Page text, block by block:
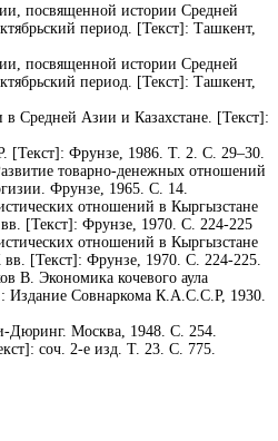
посвященной истории Средней
период. [Текст]: Ташкент,
посвященной истории Средней
период. [Текст]: Ташкент,
в Средней Азии и Казахстане. [Текст]:
[Текст]: Фрунзе, 1986. Т. 2. С. 29–30.
товарно-денежных отношений
Фрунзе, 1965. С. 14.
отношений в Кыргызстане
[Текст]: Фрунзе, 1970. С. 224-225
отношений в Кыргызстане
[Текст]: Фрунзе, 1970. С. 224-225.
В. Экономика кочевого аула
Издание Совнаркома К.А.С.С.Р, 1930.
Дюринг. Москва, 1948. С. 254.
соч. 2-е изд. Т. 23. С. 775.